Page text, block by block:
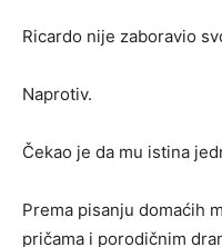
Ricardo nije zaboravio
Naprotiv.
Čekao je da mu istina
Prema pisanju domaćih
pričama i porodičnim